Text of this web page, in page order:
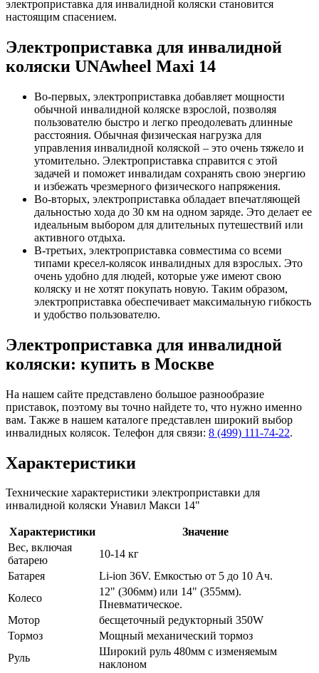
электроприставка для инвалидной коляски становится
настоящим спасением.
Электроприставка для инвалидной
коляски UNAwheel Maxi 14
Во-первых, электроприставка добавляет мощности
обычной инвалидной коляске взрослой, позволяя
пользователю быстро и легко преодолевать длинные
расстояния. Обычная физическая нагрузка для
управления инвалидной коляской – это очень тяжело и
утомительно. Электроприставка справится с этой
задачей и поможет инвалидам сохранять свою энергию
и избежать чрезмерного физического напряжения.
Во-вторых, электроприставка обладает впечатляющей
дальностью хода до 30 км на одном заряде. Это делает ее
идеальным выбором для длительных путешествий или
активного отдыха.
В-третьих, электроприставка совместима со всеми
типами кресел-колясок инвалидных для взрослых. Это
очень удобно для людей, которые уже имеют свою
коляску и не хотят покупать новую. Таким образом,
электроприставка обеспечивает максимальную гибкость
и удобство пользователю.
Электроприставка для инвалидной
коляски: купить в Москве
На нашем сайте представлено большое разнообразие
приставок, поэтому вы точно найдете то, что нужно именно
вам. Также в нашем каталоге представлен широкий выбор
инвалидных колясок. Телефон для связи: 8 (499) 111-74-22.
Характеристики
Технические характеристики электроприставки для
инвалидной коляски Унавил Макси 14"
Характеристики
Значение
Вес, включая
батарею
10-14 кг
Батарея
Li-ion 36V. Емкостью от 5 до 10 Ач.
Колесо
12" (306мм) или 14" (355мм).
Пневматическое.
Мотор
бесщеточный редукторный 350W
Тормоз
Мощный механический тормоз
Руль
Широкий руль 480мм с изменяемым
наклоном